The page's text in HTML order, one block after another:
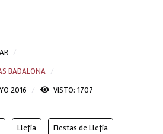
BADALONA
2016
VISTO: 1707
Llefía Fiestas de Llefía